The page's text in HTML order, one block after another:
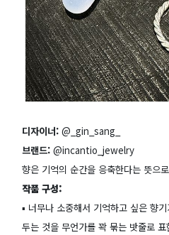
디자이너: @_gin_sang_
브랜드: @incantio_jewelry
향은 기억의 순간을 응축한다는 뜻으
작품 구성:
▪️ 너무나 소중해서 기억하고 싶은 향
두는 것을 무언가를 꽉 묶는 밧줄로 표